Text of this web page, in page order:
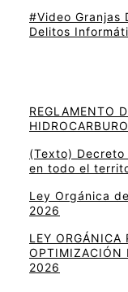
#Video Granjas
Delitos
REGLAMENTO
(Texto)
en todo el
Ley Orgánica
2026
LEY ORGÁNICA
OPTIMIZACIÓN
2026